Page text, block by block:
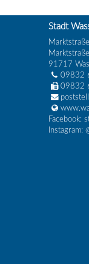
Stadt
91717
09832
09832
Facebook:
Instagram: